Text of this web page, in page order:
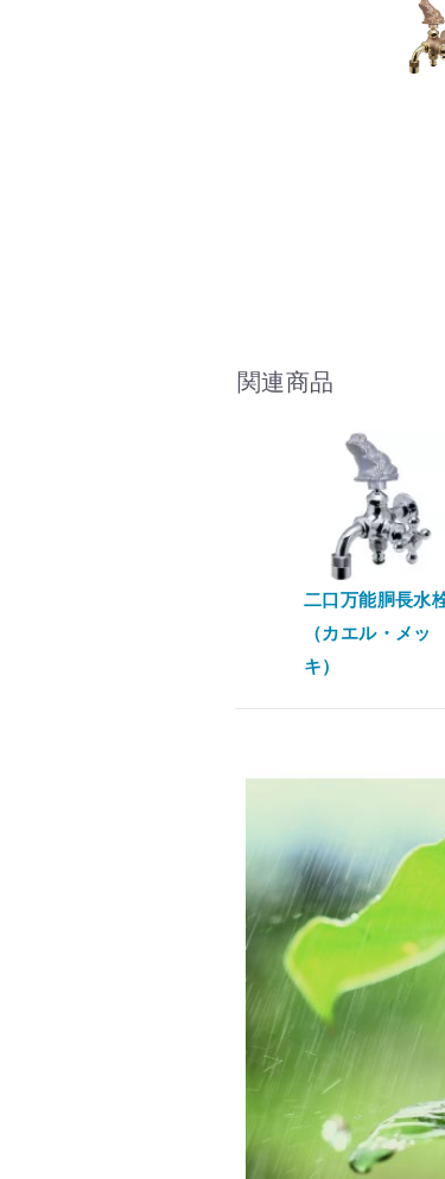
関連商品
二口万能胴長水
（カエル・メッ
キ）